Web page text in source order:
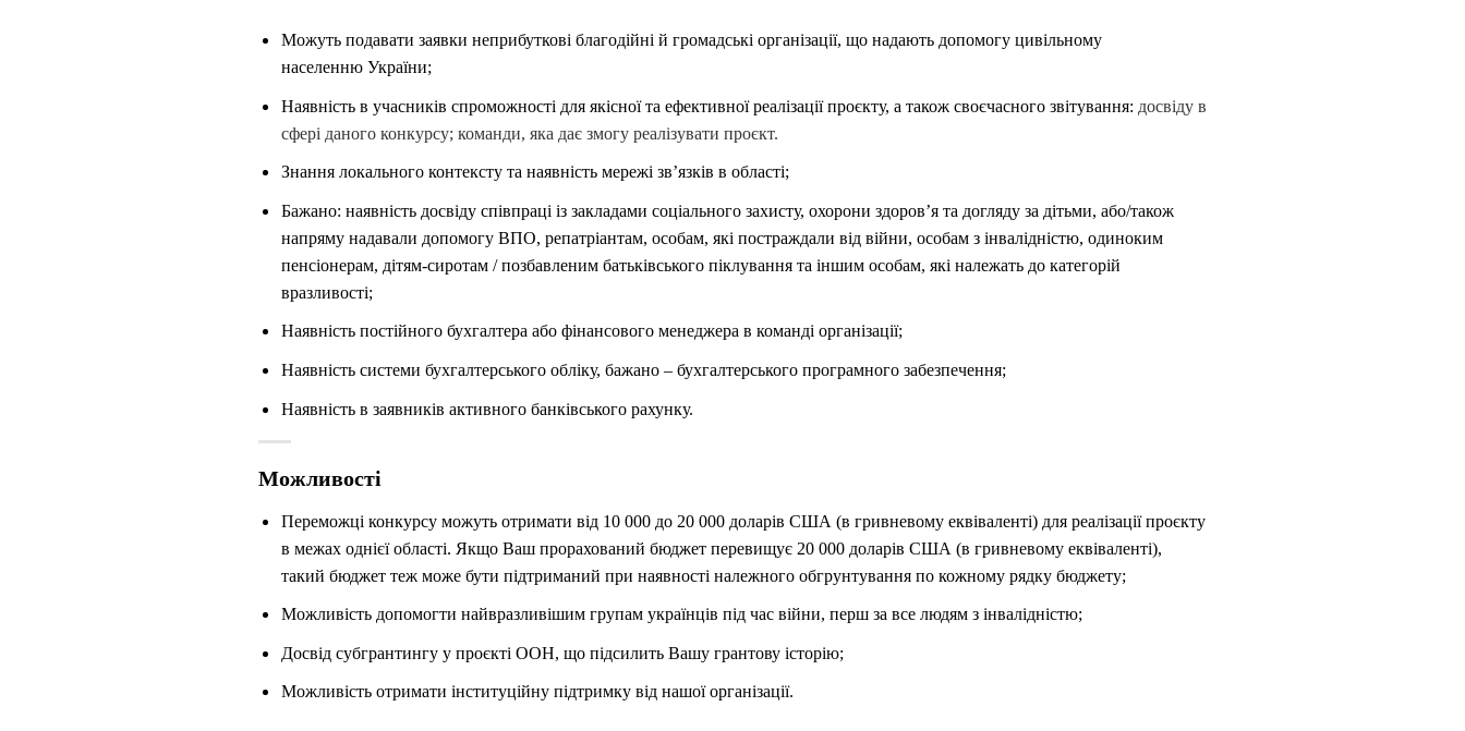
Можуть подавати заявки неприбуткові благодійні й громадські організації, що надають допомогу цивільному
населенню України;
Наявність в учасників спроможності для якісної та ефективної реалізації проєкту, а також своєчасного звітування: досвіду в
сфері даного конкурсу; команди, яка дає змогу реалізувати проєкт.
Знання локального контексту та наявність мережі зв’язків в області;
Бажано: наявність досвіду співпраці із закладами соціального захисту, охорони здоров’я та догляду за дітьми, або/також
напряму надавали допомогу ВПО, репатріантам, особам, які постраждали від війни, особам з інвалідністю, одиноким
пенсіонерам, дітям-сиротам / позбавленим батьківського піклування та іншим особам, які належать до категорій
вразливості;
Наявність постійного бухгалтера або фінансового менеджера в команді організації;
Наявність системи бухгалтерського обліку, бажано – бухгалтерського програмного забезпечення;
Наявність в заявників активного банківського рахунку.
Можливості
Переможці конкурсу можуть отримати від 10 000 до 20 000 доларів США (в гривневому еквіваленті) для реалізації проєкту
в межах однієї області. Якщо Ваш прорахований бюджет перевищує 20 000 доларів США (в гривневому еквіваленті),
такий бюджет теж може бути підтриманий при наявності належного обгрунтування по кожному рядку бюджету;
Можливість допомогти найвразливішим групам українців під час війни, перш за все людям з інвалідністю;
Досвід субгрантингу у проєкті ООН, що підсилить Вашу грантову історію;
Можливість отримати інституційну підтримку від нашої організації.